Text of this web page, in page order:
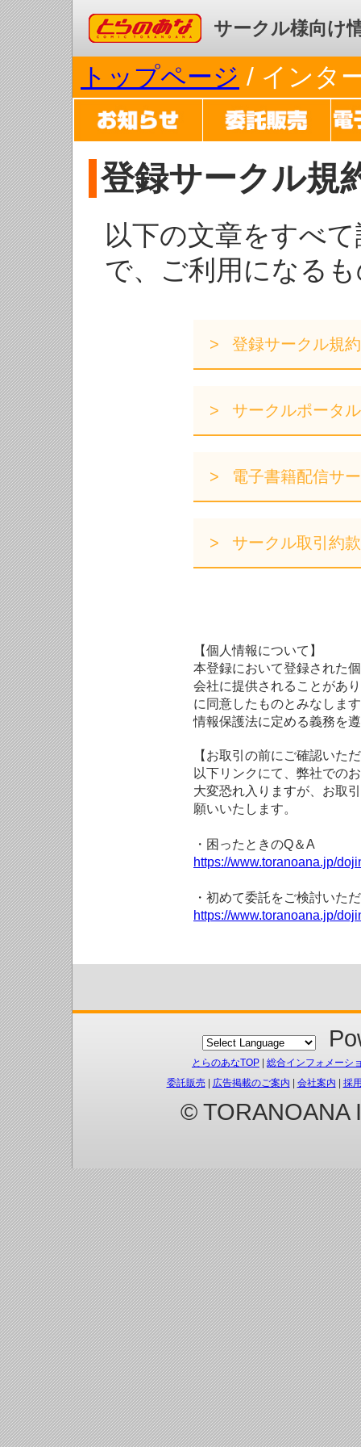
コミックとらのあな サークル様向け
トップページ / インタ
登録サークル規
以下の文章をすべ
で、ご利用になる
登録サークル規約
サークルポータ
電子書籍配信サ
サークル取引約款
【個人情報について】
本登録において登録された
会社に提供されることがあ
に同意したものとみなしま
情報保護法に定める義務を
【お取引の前にご確認いた
以下リンクにて、弊社での
大変恐れ入りますが、お取
願いいたします。
・困ったときのQ＆A
https://www.toranoana.jp/
・初めて委託をご検討いた
https://www.toranoana.jp/
とらのあなTOP
総合インフォメーシ
委託販売| 広告掲載のご案内 会社案内 採
© TORANOANA